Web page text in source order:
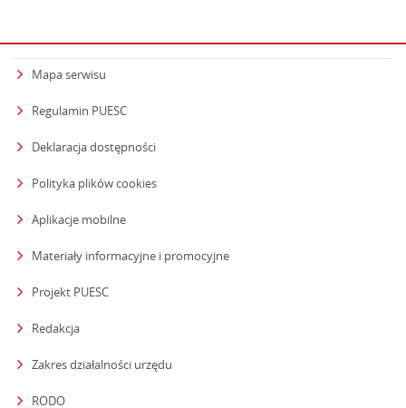
Mapa serwisu
Regulamin PUESC
Deklaracja dostępności
Polityka plików cookies
Aplikacje mobilne
Materiały informacyjne i promocyjne
Projekt PUESC
Redakcja
Zakres działalności urzędu
RODO